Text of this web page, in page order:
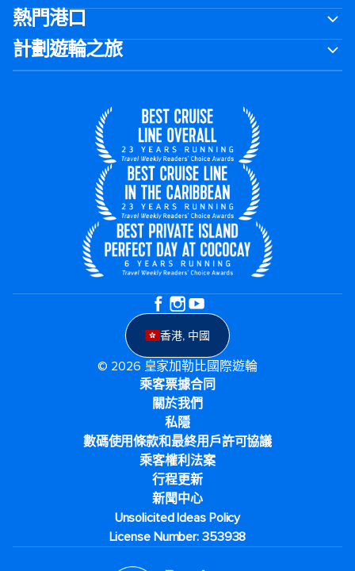
熱門港口
計劃遊輪之旅
香港, 中國
© 2026 皇家加勒比國際遊輪
乘客票據合同
關於我們
私隱
數碼使用條款和最終用戶許可協議
乘客權利法案
行程更新
新聞中心
Unsolicited Ideas Policy
License Number: 353938